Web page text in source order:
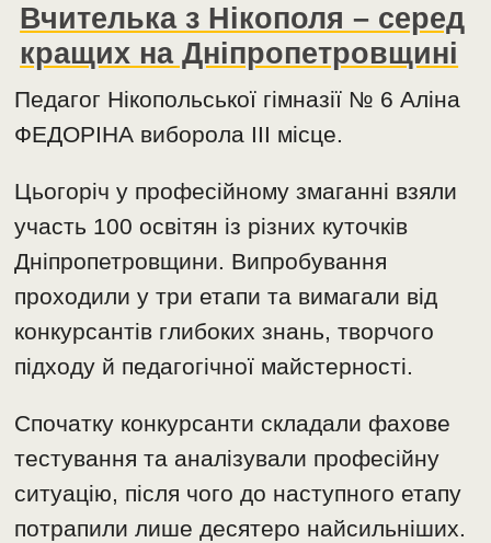
Вчителька з Нікополя – серед
кращих на Дніпропетровщині
Педагог Нікопольської гімназії № 6 Аліна
ФЕДОРІНА виборола ІІІ місце.
Цьогоріч у професійному змаганні взяли
участь 100 освітян із різних куточків
Дніпропетровщини. Випробування
проходили у три етапи та вимагали від
конкурсантів глибоких знань, творчого
підходу й педагогічної майстерності.
Спочатку конкурсанти складали фахове
тестування та аналізували професійну
ситуацію, після чого до наступного етапу
потрапили лише десятеро найсильніших.